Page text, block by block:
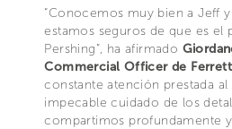
“Conocemos muy bien a Jeff
estamos seguros de que es el
Pershing”, ha afirmado
Commercial Officer de
constante atención prestada
impecable cuidado de los
compartimos profundamente